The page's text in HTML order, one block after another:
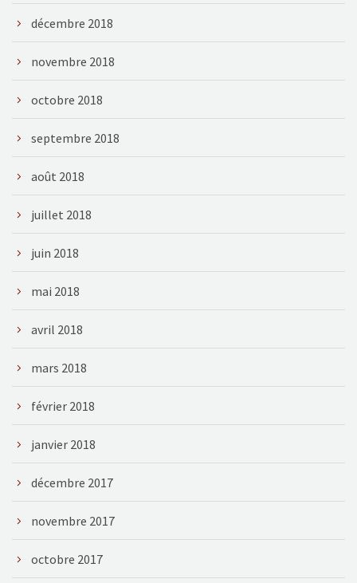
décembre 2018
novembre 2018
octobre 2018
septembre 2018
août 2018
juillet 2018
juin 2018
mai 2018
avril 2018
mars 2018
février 2018
janvier 2018
décembre 2017
novembre 2017
octobre 2017